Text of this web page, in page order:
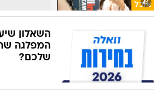
אוכל
השאלון
המפלגה
שלכם?